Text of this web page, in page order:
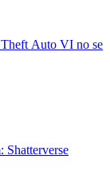
Auto VI no se
Shatterverse